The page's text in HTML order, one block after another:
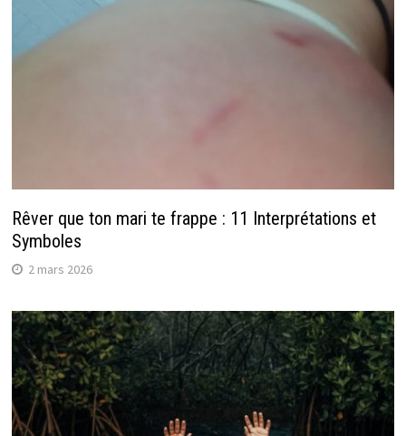
Rêver que ton mari te frappe : 11 Interprétations et
Symboles
2 mars 2026